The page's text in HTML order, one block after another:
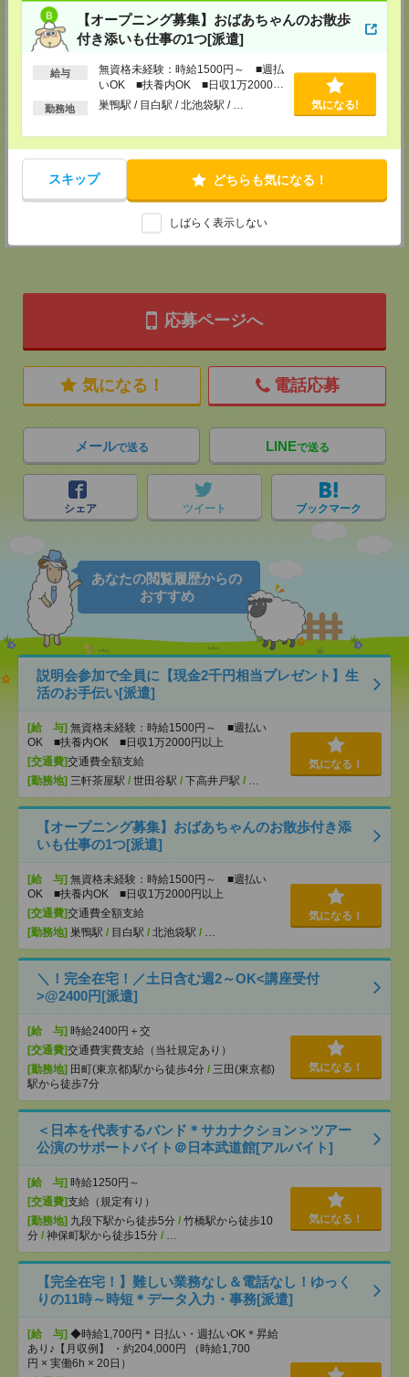
【オープニング募集】おばあちゃんのお散歩
付き添いも仕事の1つ[派遣]
給与
無資格未経験：時給1500円～ ■週払
いOK ■扶養内OK ■日収1万2000円
以上
勤務地 巣鴨駅 / 目白駅 / 北池袋駅 / … 気になる!
スキップ どちらも気になる！
しばらく表示しない
メディカルケア事業部 町田オフィス
東京都町田市森野1-7-23 大樹生命町田ビル6F
TEL：0120-453-285
MAIL：
tenshoku@nikken-ts.jp
担当：採用担当
メディカルケア事業部 横浜オフィス
神奈川県横浜市保土ケ谷区神戸町134 横浜ビジネスパークサウスタワー
TEL：0120-901-799
MAIL：tenshoku@nikken-ts.jp
登録交通費
★今ならご来社登録でQUOカード2000円分をプレゼント中★
応募ページへ
気になる！ 電話応募
メールで送る LINEで送る
シェア ツイート ブックマーク
あなたの閲覧履歴からの
おすすめ
説明会参加で全員に【現金2千円相当プレゼント】生
活のお手伝い[派遣]
[給 与] 無資格未経験：時給1500円～ ■週払い
OK ■扶養内OK ■日収1万2000円以上
[交通費]交通費全額支給
[勤務地] 三軒茶屋駅 / 世田谷駅 / 下高井戸駅 / …
気になる！
【オープニング募集】おばあちゃんのお散歩付き添
いも仕事の1つ[派遣]
[給 与] 無資格未経験：時給1500円～ ■週払い
OK ■扶養内OK ■日収1万2000円以上
[交通費]交通費全額支給
[勤務地] 巣鴨駅 / 目白駅 / 北池袋駅 / …
気になる！
＼！完全在宅！／土日含む週2～OK<講座受付
>@2400円[派遣]
[給 与] 時給2400円＋交
[交通費]交通費実費支給（当社規定あり）
[勤務地] 田町(東京都)駅から徒歩4分 / 三田(東京都)
駅から徒歩7分
気になる！
＜日本を代表するバンド＊サカナクション＞ツアー
公演のサポートバイト＠日本武道館[アルバイト]
[給 与] 時給1250円～
[交通費]支給（規定有り）
[勤務地] 九段下駅から徒歩5分 / 竹橋駅から徒歩10
分 / 神保町駅から徒歩15分 / …
気になる！
【完全在宅！】難しい業務なし＆電話なし！ゆっく
りの11時～時短＊データ入力・事務[派遣]
[給 与] ◆時給1,700円＊日払い・週払いOK＊昇給
あり♪【月収例】 ・約204,000円 （時給1,700
円 × 実働6h × 20日）